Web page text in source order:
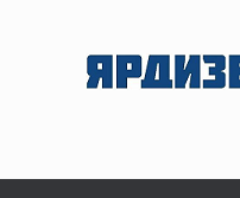
содержанию